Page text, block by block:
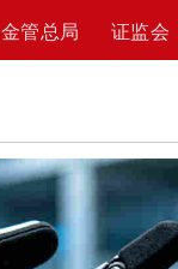
金管总局 证监会